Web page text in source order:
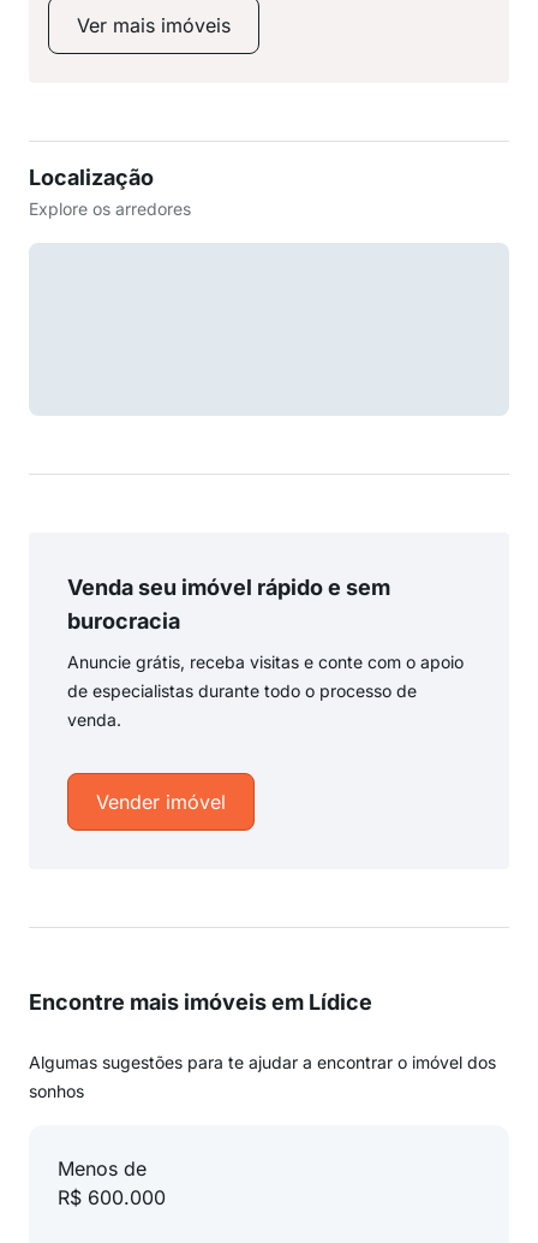
Ver mais imóveis
Localização
Explore os arredores
Venda seu imóvel rápido e sem
burocracia
Anuncie grátis, receba visitas e conte com o apoio
de especialistas durante todo o processo de
venda.
Vender imóvel
Encontre mais imóveis em Lídice
Algumas sugestões para te ajudar a encontrar o imóvel dos
sonhos
Menos de
R$ 600.000